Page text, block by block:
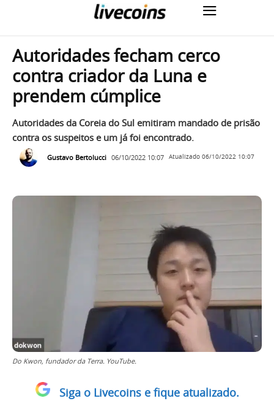
Autoridades fecham cerco
contra criador da Luna e
prendem cúmplice
Autoridades da Coreia do Sul emitiram mandado de prisão
contra os suspeitos e um já foi encontrado.
Gustavo Bertolucci 06/10/2022 10:07 Atualizado 06/10/2022 10:07
Do Kwon, fundador da Terra. YouTube.
Siga o Livecoins e fique atualizado.